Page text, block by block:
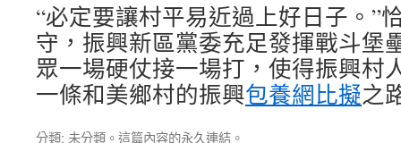
“必定要讓村平易近過上好日子。”
守，振興新區黨委充足發揮戰斗堡
眾一場硬仗接一場打，使得振興村
一條和美鄉村的振興包養網比擬之
分類: 未分類。這篇內容的永久連結 。